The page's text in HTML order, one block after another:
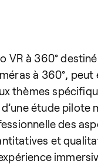
à 360°
à 360°,
thèmes
étude
des
et